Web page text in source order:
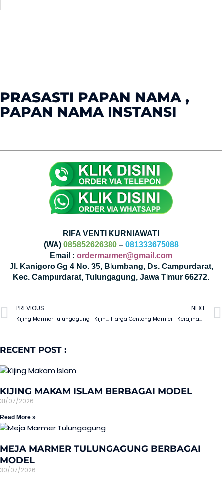
PRASASTI PAPAN NAMA ,
PAPAN NAMA INSTANSI
RIFA VENTI KURNIAWATI
(WA) 085852626380– 081333675088
Email : ordermarmer@gmail.com
Jl. Kanigoro Gg 4 No. 35, Blumbang, Ds. Campurdarat,
Kec. Campurdarat, Tulungagung, Jawa Timur 66272.
PREVIOUS
Kijing Marmer Tulungagung | Kijing Makam Marmer
NEXT
Harga Gentong Marmer | Kerajinan Gentong Ukir Marmer
RECENT POST :
KIJING MAKAM ISLAM BERBAGAI MODEL
31/07/2026
Read More »
MEJA MARMER TULUNGAGUNG BERBAGAI
MODEL
30/07/2026